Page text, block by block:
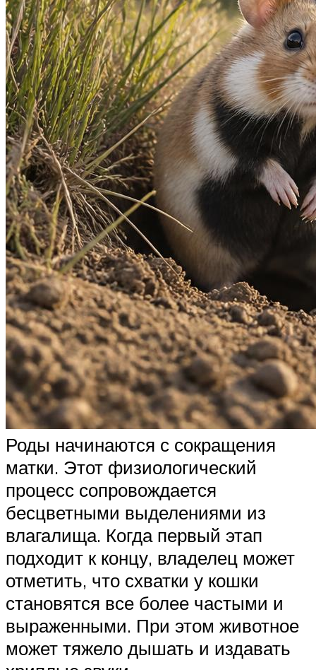
Роды начинаются с сокращения
матки. Этот физиологический
процесс сопровождается
бесцветными выделениями из
влагалища. Когда первый этап
подходит к концу, владелец может
отметить, что схватки у кошки
становятся все более частыми и
выраженными. При этом животное
может тяжело дышать и издавать